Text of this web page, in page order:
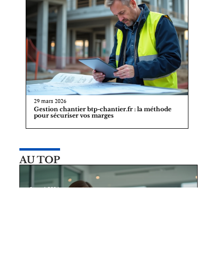
29 mars 2026
Gestion chantier btp-chantier.fr : la méthode
pour sécuriser vos marges
AU TOP
2 avril 2026